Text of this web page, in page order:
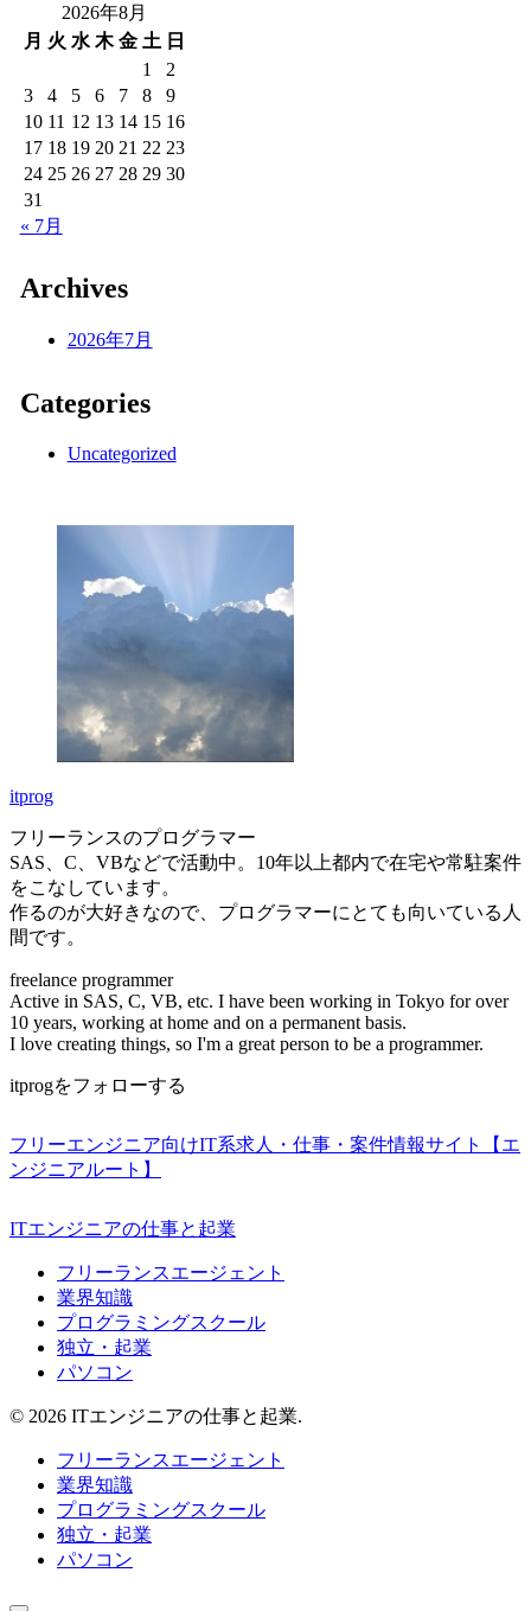
2026年8月
月 火 水 木 金 土 日
1
2
3
4 5 6 7 8
9
10 11 12 13 14 15 16
17 18 19 20 21 22 23
24 25 26 27 28 29 30
31
« 7月
Archives
2026年7月
Categories
Uncategorized
itprog
フリーランスのプログラマー
SAS、C、VBなどで活動中。10年以上都内で在宅や常駐案件
をこなしています。
作るのが大好きなので、プログラマーにとても向いている人
間です。
freelance programmer
Active in SAS, C, VB, etc. I have been working in Tokyo for over
10 years, working at home and on a permanent basis.
I love creating things, so I'm a great person to be a programmer.
itprogをフォローする
フリーエンジニア向けIT系求人・仕事・案件情報サイト【エ
ンジニアルート】
ITエンジニアの仕事と起業
フリーランスエージェント
業界知識
プログラミングスクール
独立・起業
パソコン
© 2026 ITエンジニアの仕事と起業.
フリーランスエージェント
業界知識
プログラミングスクール
独立・起業
パソコン